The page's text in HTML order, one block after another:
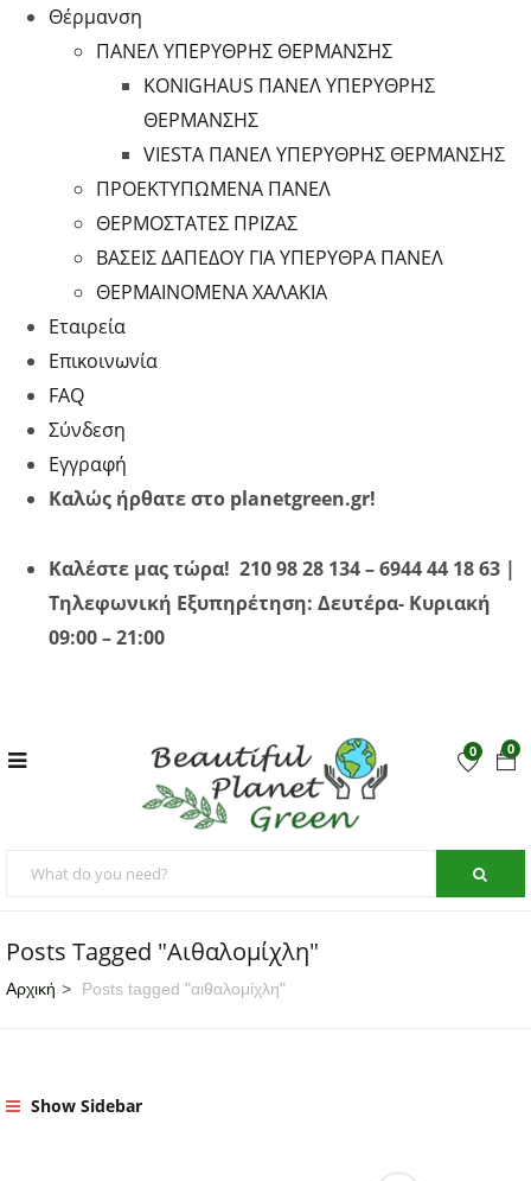
Θέρμανση
ΠΑΝΕΛ ΥΠΕΡΥΘΡΗΣ ΘΕΡΜΑΝΣΗΣ
KONIGHAUS ΠΑΝΕΛ ΥΠΕΡΥΘΡΗΣ
ΘΕΡΜΑΝΣΗΣ
VIESTA ΠΑΝΕΛ ΥΠΕΡΥΘΡΗΣ ΘΕΡΜΑΝΣΗΣ
ΠΡΟΕΚΤΥΠΩΜΕΝΑ ΠΑΝΕΛ
ΘΕΡΜΟΣΤΑΤΕΣ ΠΡΙΖΑΣ
ΒΑΣΕΙΣ ΔΑΠΕΔΟΥ ΓΙΑ ΥΠΕΡΥΘΡA ΠΑΝΕΛ
ΘΕΡΜΑΙΝΟΜΕΝΑ ΧΑΛΑΚΙΑ
Εταιρεία
Επικοινωνία
FAQ
Σύνδεση
Εγγραφή
Καλώς ήρθατε στο planetgreen.gr!
Καλέστε μας τώρα! 210 98 28 134 – 6944 44 18 63 |
Τηλεφωνική Εξυπηρέτηση: Δευτέρα- Κυριακή
09:00 – 21:00
0
0
Posts Tagged "αιθαλομίχλη"
Αρχική Posts tagged "αιθαλομίχλη"
Show Sidebar